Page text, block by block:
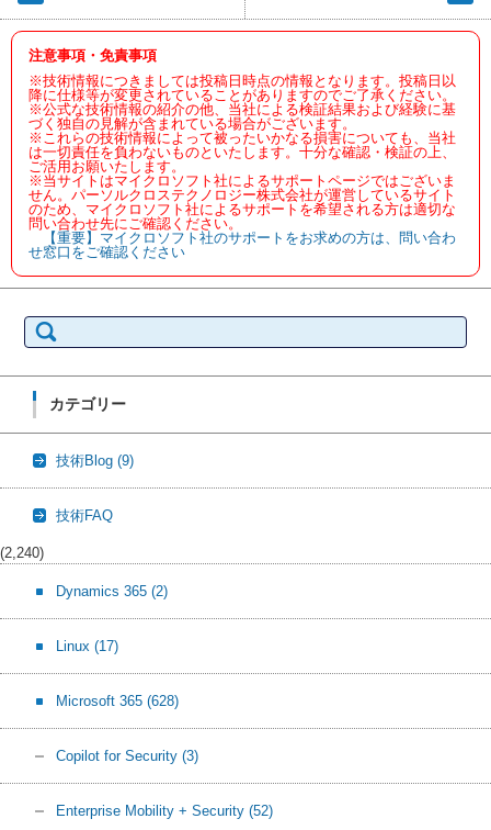
注意事項・免責事項
※技術情報につきましては投稿日時点の情報となります。投稿日以
降に仕様等が変更されていることがありますのでご了承ください。
※公式な技術情報の紹介の他、当社による検証結果および経験に基
づく独自の見解が含まれている場合がございます。
※これらの技術情報によって被ったいかなる損害についても、当社
は一切責任を負わないものといたします。十分な確認・検証の上、
ご活用お願いたします。
※当サイトはマイクロソフト社によるサポートページではございま
せん。パーソルクロステクノロジー株式会社が運営しているサイト
のため、マイクロソフト社によるサポートを希望される方は適切な
問い合わせ先にご確認ください。
【重要】マイクロソフト社のサポートをお求めの方は、問い合わ
せ窓口をご確認ください
索:
カテゴリー
技術Blog (9)
技術FAQ
(2,240)
Dynamics 365 (2)
Linux (17)
Microsoft 365 (628)
Copilot for Security (3)
Enterprise Mobility + Security (52)